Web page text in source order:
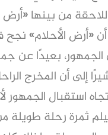
من بينها
أن «أرض الأحلام»
بعيدًا عن
إلى أن المخرج
استقبال الجمهور
ثمرة رحلة طويلة